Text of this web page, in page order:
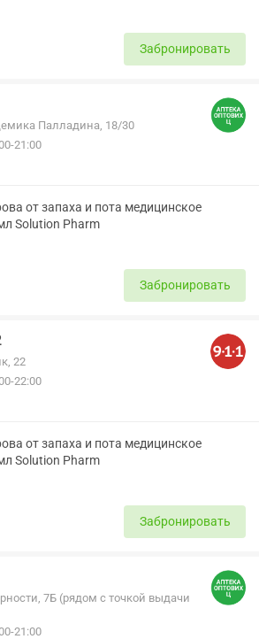
Забронировать
Палладина, 18/30
21:00
от запаха и пота медицинское
Solution Pharm
Забронировать
22
22:00
от запаха и пота медицинское
Solution Pharm
Забронировать
7Б (рядом с точкой выдачи
21:00